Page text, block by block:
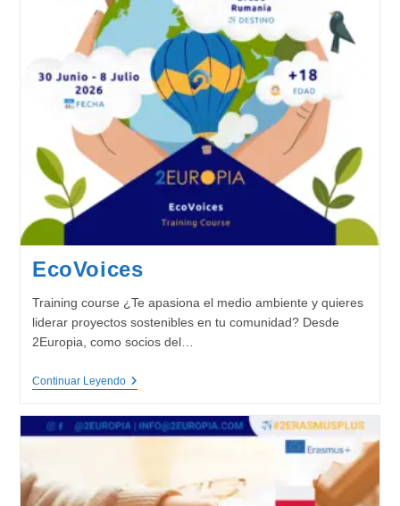
EcoVoices
Training course ¿Te apasiona el medio ambiente y quieres
liderar proyectos sostenibles en tu comunidad? Desde
2Europia, como socios del…
Continuar LeyendoEcoVoices